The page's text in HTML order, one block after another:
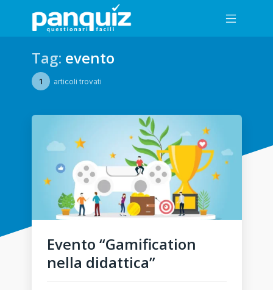
Tag: evento
1 articoli trovati
Evento “Gamification
nella didattica”